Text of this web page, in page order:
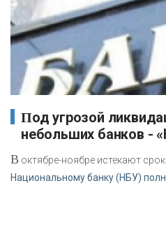
Под угрозой ликвидации находятся 15
небольших банков -
В октябре-ноябре истекают
Национальному банку (НБУ)